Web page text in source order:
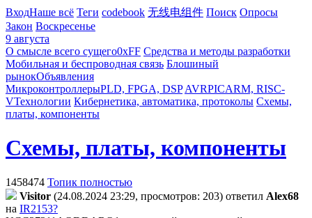
ВходНаше всё Теги codebook 无线电组件 Поиск Опросы
Закон Воскресенье
9 августа
О смысле всего сущего0xFF Средства и методы разработки
Мобильная и беспроводная связь Блошиный
рынокОбъявления
МикроконтроллерыPLD, FPGA, DSP AVRPICARM, RISC-
VТехнологии Кибернетика, автоматика, протоколы Схемы,
платы, компоненты
Схемы, платы, компоненты
1458474 Топик полностью
Visitor (24.08.2024 23:29, просмотров: 203) ответил Alex68
на IR2153?